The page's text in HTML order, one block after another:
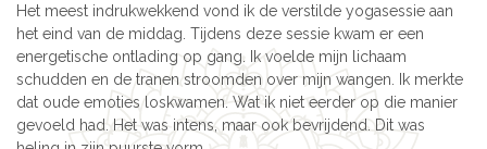
Het meest indrukwekkend vond ik de verstilde yogasessie aan
het eind van de middag. Tijdens deze sessie kwam er een
energetische ontlading op gang. Ik voelde mijn lichaam
schudden en de tranen stroomden over mijn wangen. Ik merkte
dat oude emoties loskwamen. Wat ik niet eerder op die manier
gevoeld had. Het was intens, maar ook bevrijdend. Dit was